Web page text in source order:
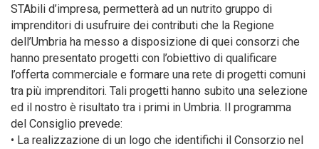
STAbili d’impresa, permetterà ad un nutrito gruppo di
imprenditori di usufruire dei contributi che la Regione
dell’Umbria ha messo a disposizione di quei consorzi che
hanno presentato progetti con l’obiettivo di qualificare
l’offerta commerciale e formare una rete di progetti comuni
tra più imprenditori. Tali progetti hanno subito una selezione
ed il nostro è risultato tra i primi in Umbria. Il programma
del Consiglio prevede:
• La realizzazione di un logo che identifichi il Consorzio nel